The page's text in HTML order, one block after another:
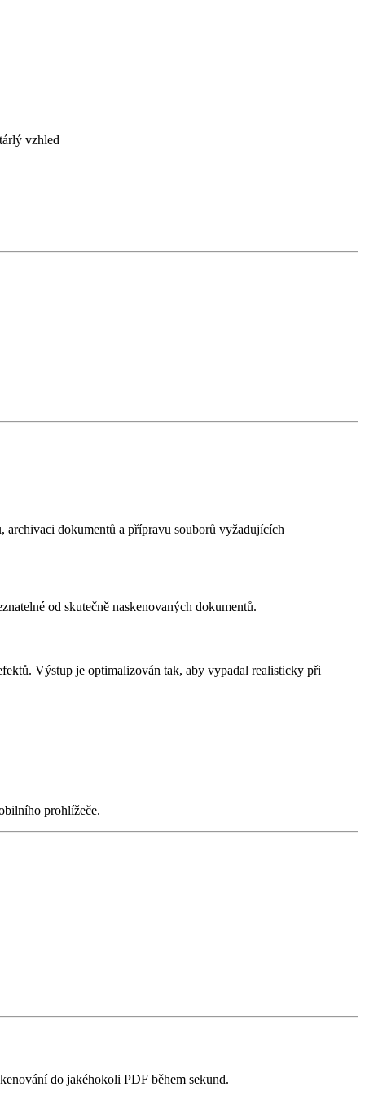
vzhled
archivaci dokumentů a přípravu souborů vyžadujících
od skutečně naskenovaných dokumentů.
Výstup je optimalizován tak, aby vypadal realisticky při
prohlížeče.
do jakéhokoli PDF během sekund.